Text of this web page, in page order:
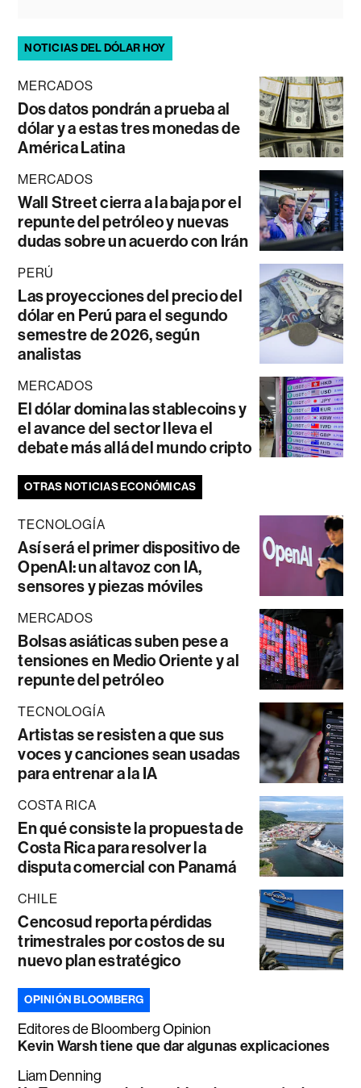
NOTICIAS DEL DÓLAR HOY
MERCADOS
Dos datos pondrán a prueba al
dólar y a estas tres monedas de
América Latina
MERCADOS
Wall Street cierra a la baja por el
repunte del petróleo y nuevas
dudas sobre un acuerdo con Irán
PERÚ
Las proyecciones del precio del
dólar en Perú para el segundo
semestre de 2026, según
analistas
MERCADOS
El dólar domina las stablecoins y
el avance del sector lleva el
debate más allá del mundo cripto
OTRAS NOTICIAS ECONÓMICAS
TECNOLOGÍA
Así será el primer dispositivo de
OpenAI: un altavoz con IA,
sensores y piezas móviles
MERCADOS
Bolsas asiáticas suben pese a
tensiones en Medio Oriente y al
repunte del petróleo
TECNOLOGÍA
Artistas se resisten a que sus
voces y canciones sean usadas
para entrenar a la IA
COSTA RICA
En qué consiste la propuesta de
Costa Rica para resolver la
disputa comercial con Panamá
CHILE
Cencosud reporta pérdidas
trimestrales por costos de su
nuevo plan estratégico
OPINIÓN BLOOMBERG
Editores de Bloomberg Opinion
Kevin Warsh tiene que dar algunas explicaciones
Liam Denning